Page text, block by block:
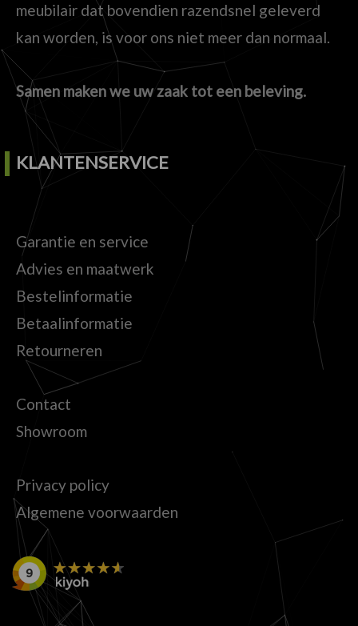
meubilair dat bovendien razendsnel geleverd
kan worden, is voor ons niet meer dan normaal.
Samen maken we uw zaak tot een beleving.
KLANTENSERVICE
Garantie en service
Advies en maatwerk
Bestelinformatie
Betaalinformatie
Retourneren
Contact
Showroom
Privacy policy
Algemene voorwaarden